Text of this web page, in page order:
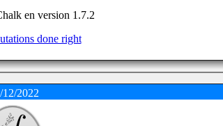
en version 1.7.2
done right
12/2022